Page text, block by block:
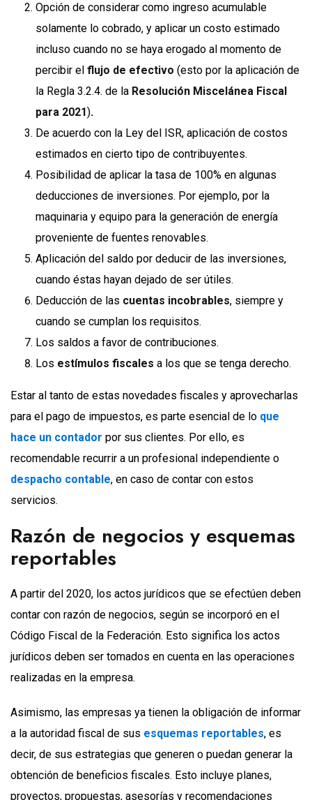
Opción de considerar como ingreso acumulable
solamente lo cobrado, y aplicar un costo estimado
incluso cuando no se haya erogado al momento de
percibir el flujo de efectivo (esto por la aplicación de
la Regla 3.2.4. de la Resolución Miscelánea Fiscal
para 2021).
De acuerdo con la Ley del ISR, aplicación de costos
estimados en cierto tipo de contribuyentes.
Posibilidad de aplicar la tasa de 100% en algunas
deducciones de inversiones. Por ejemplo, por la
maquinaria y equipo para la generación de energía
proveniente de fuentes renovables.
Aplicación del saldo por deducir de las inversiones,
cuando éstas hayan dejado de ser útiles.
Deducción de las cuentas incobrables, siempre y
cuando se cumplan los requisitos.
Los saldos a favor de contribuciones.
Los estímulos fiscales a los que se tenga derecho.
Estar al tanto de estas novedades fiscales y aprovecharlas
para el pago de impuestos, es parte esencial de lo que
hace un contador por sus clientes. Por ello, es
recomendable recurrir a un profesional independiente o
despacho contable, en caso de contar con estos
servicios.
Razón de negocios y esquemas
reportables
A partir del 2020, los actos jurídicos que se efectúen deben
contar con razón de negocios, según se incorporó en el
Código Fiscal de la Federación. Esto significa los actos
jurídicos deben ser tomados en cuenta en las operaciones
realizadas en la empresa.
Asimismo, las empresas ya tienen la obligación de informar
a la autoridad fiscal de sus esquemas reportables, es
decir, de sus estrategias que generen o puedan generar la
obtención de beneficios fiscales. Esto incluye planes,
proyectos, propuestas, asesorías y recomendaciones